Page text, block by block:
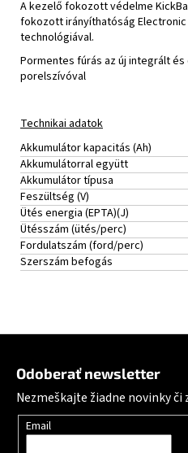
A kezelő fokozott védelme
fokozott irányíthatóság Electronic
technológiával.
Pormentes fúrás az új integrált és
porelszívóval
Technikai adatok
Akkumulátor kapacitás (Ah)
Akkumulátorral együtt
Akkumulátor típusa
Feszültség (V)
Ütés energia (EPTA)(J)
Ütésszám (ütés/perc)
Fordulatszám (ford/perc)
Szerszám befogás
Odoberať newsletter
Nezmeškajte žiadne novinky či
Email